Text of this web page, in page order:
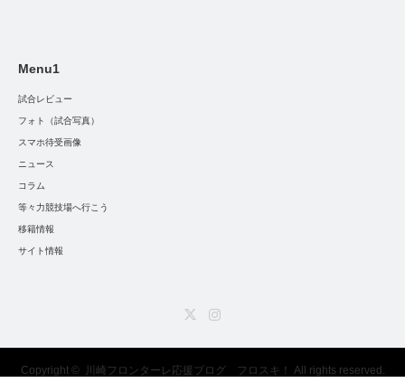
Menu1
試合レビュー
フォト（試合写真）
スマホ待受画像
ニュース
コラム
等々力競技場へ行こう
移籍情報
サイト情報
Copyright © 川崎フロンターレ応援ブログ フロスキ！ All rights reserved.